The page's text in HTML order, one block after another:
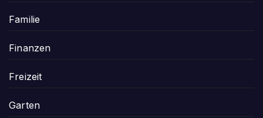
Familie
Finanzen
Freizeit
Garten